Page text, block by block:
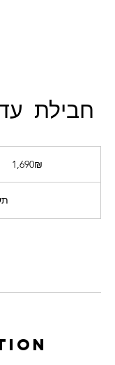
חבילת עד 12
חדשים
‏1,690 ‏₪